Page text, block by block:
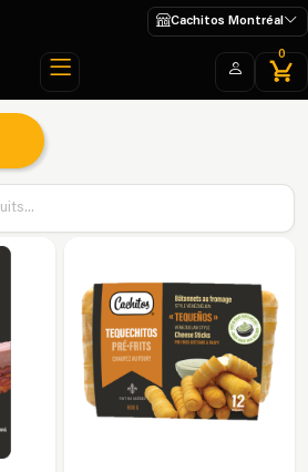
Cachitos Montréal
0